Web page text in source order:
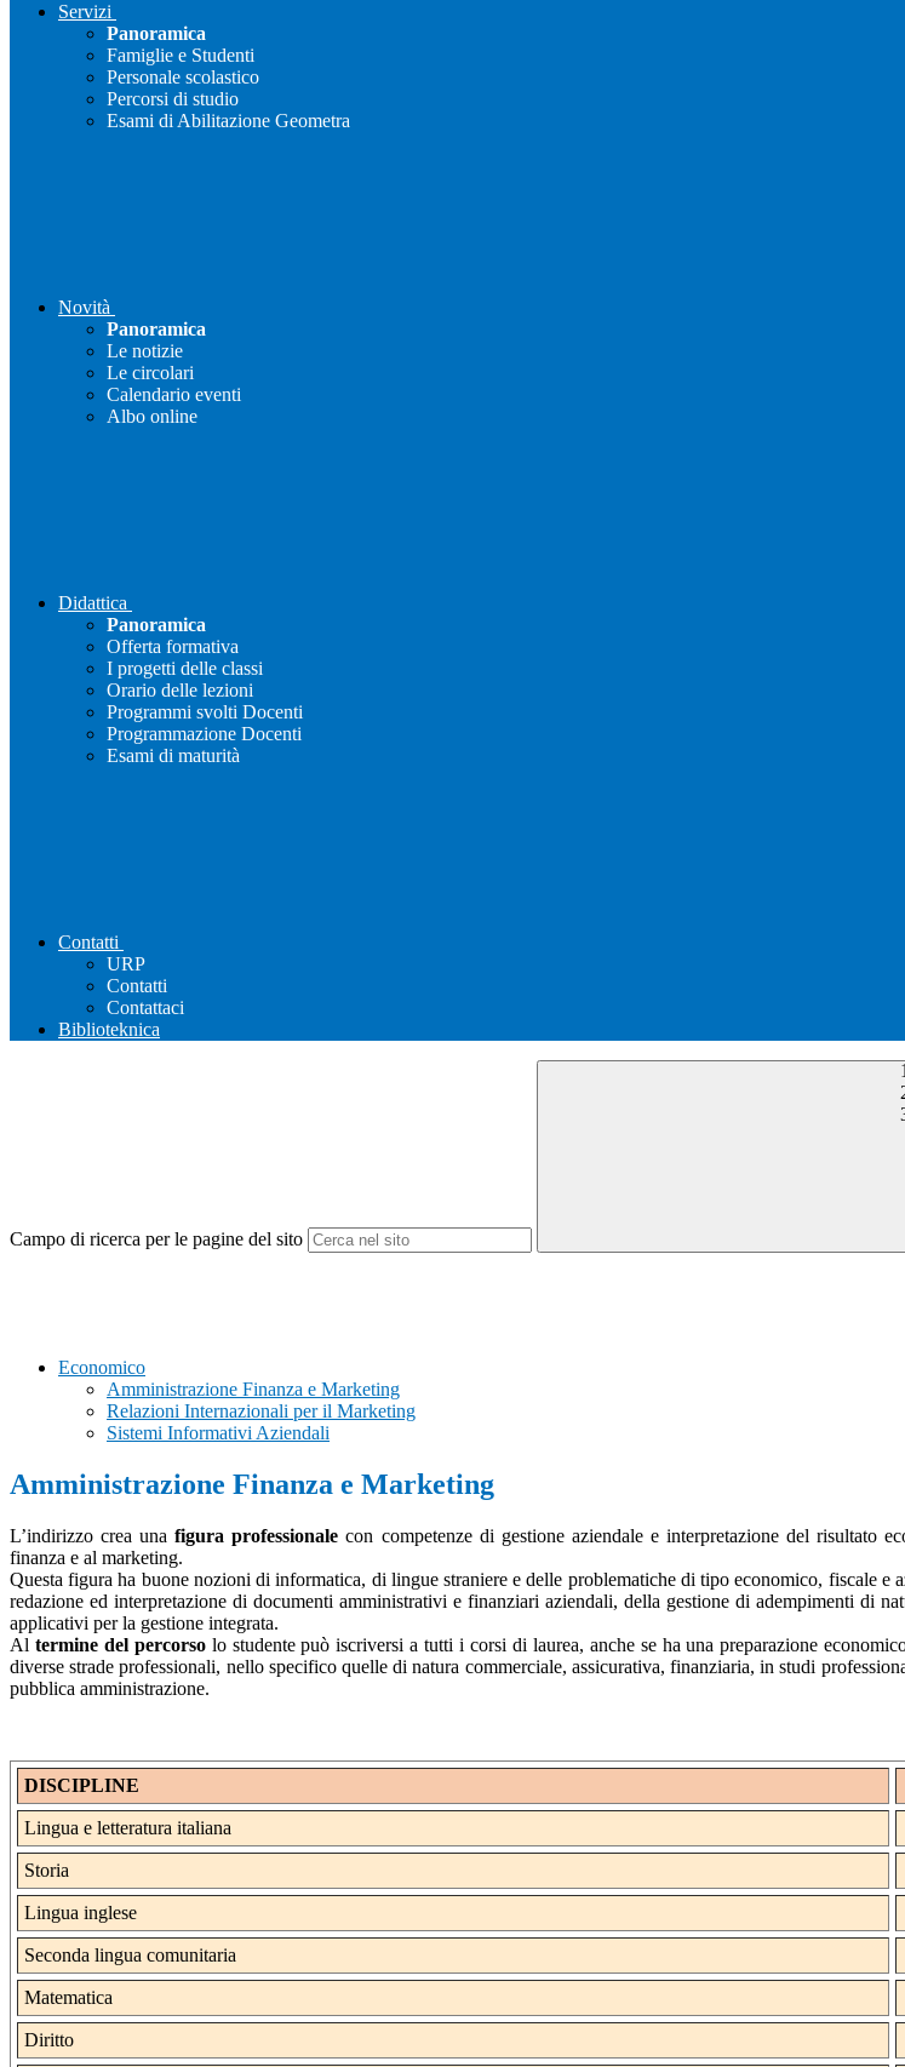
Servizi
Panoramica
Famiglie e Studenti
Personale scolastico
Percorsi di studio
Esami di Abilitazione Geometra
Novità
Panoramica
Le notizie
Le circolari
Calendario eventi
Albo online
Didattica
Panoramica
Offerta formativa
I progetti delle classi
Orario delle lezioni
Programmi svolti Docenti
Programmazione Docenti
Esami di maturità
Contatti
URP
Contatti
Contattaci
Biblioteknica
Campo di ricerca per le pagine del sito
Economico
Amministrazione Finanza e Marketing
Relazioni Internazionali per il Marketing
Sistemi Informativi Aziendali
Amministrazione Finanza e Marketing
L’indirizzo crea unafigura professionale con competenze di gestione aziendale e interpretazione del risultato
finanza e al marketing.
Questa figura ha buone nozioni di informatica, di lingue straniere e delle problematiche di tipo economico, fiscale e
redazione ed interpretazione di documenti amministrativi e finanziari aziendali, della gestione di adempimenti di
applicativi per la gestione integrata.
Al termine del percorsolo studente può iscriversi a tutti i corsi di laurea, anche se ha una preparazione
diverse strade professionali, nello specifico quelle di natura commerciale, assicurativa, finanziaria, in studi
pubblica amministrazione.
DISCIPLINE
Lingua e letteratura italiana
Storia
Lingua inglese
Seconda lingua comunitaria
Matematica
Diritto